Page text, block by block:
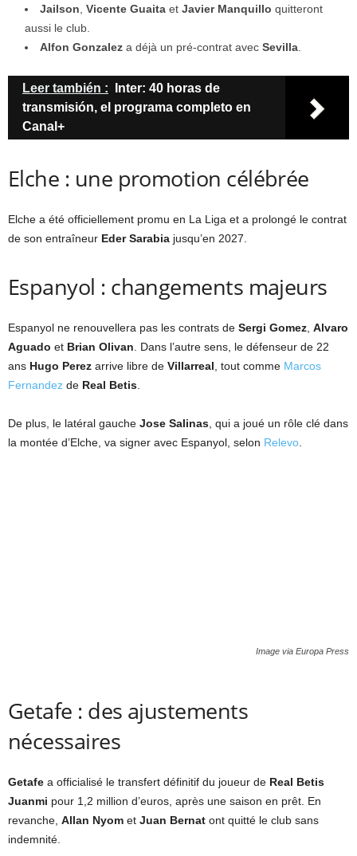
Jailson, Vicente Guaita et Javier Manquillo quitteront
aussi le club.
Alfon Gonzalez a déjà un pré-contrat avec Sevilla.
Leer también :
Inter: 40 horas de
transmisión, el programa completo en
Canal+
Elche : une promotion célébrée
Elche a été officiellement promu en La Liga et a prolongé le contrat
de son entraîneur Eder Sarabia jusqu’en 2027.
Espanyol : changements majeurs
Espanyol ne renouvellera pas les contrats de Sergi Gomez, Alvaro
Aguado et Brian Olivan. Dans l’autre sens, le défenseur de 22
ans Hugo Perez arrive libre de Villarreal, tout comme Marcos
Fernandez de Real Betis.
De plus, le latéral gauche Jose Salinas, qui a joué un rôle clé dans
la montée d’Elche, va signer avec Espanyol, selon Relevo.
Image via Europa Press
Getafe : des ajustements
nécessaires
Getafe a officialisé le transfert définitif du joueur de Real Betis
Juanmi pour 1,2 million d’euros, après une saison en prêt. En
revanche, Allan Nyom et Juan Bernat ont quitté le club sans
indemnité.